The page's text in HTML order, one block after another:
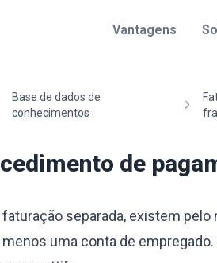
Vantagens
Base de dados de
conhecimentos
de
faturação separada, existem
menos uma conta de